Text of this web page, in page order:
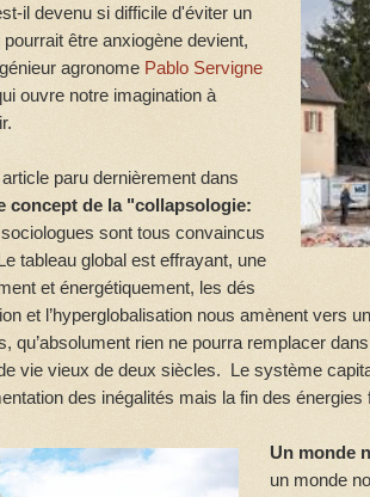
il devenu si difficile d'éviter un
être anxiogène devient,
agronome Pablo Servigne
ouvre notre imagination à
paru dernièrement dans
concept de la "collapsologie:
sont tous convaincus
tableau global est effrayant, une
et énergétiquement, les dés
et l’hyperglobalisation nous amènent vers
qu’absolument rien ne pourra remplacer
vie vieux de deux siècles. Le système
des inégalités mais la fin des
Un monde
un monde